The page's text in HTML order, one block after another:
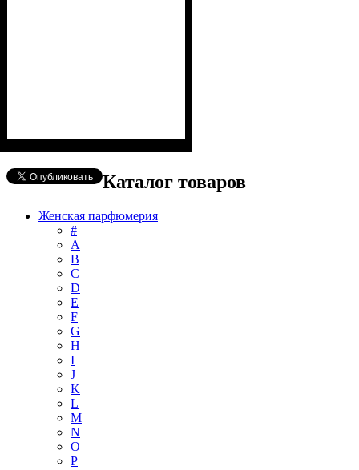
Каталог товаров
Женская парфюмерия
#
А
B
C
D
E
F
G
H
I
J
K
L
M
N
O
P